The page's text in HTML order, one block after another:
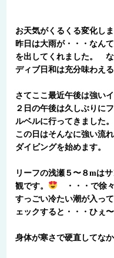
お天気がくるくる変化し
昨日は大雨が・・・なん
を出してくれました。
ディブ日和は充分味わえる
さてここ最近午後は強い
２日の午後は久しぶりに
ルベルに行ってきました。
この日はそんなに強い流
ダイビングを始めます。
リーフの浅瀬５〜８mは
観です。
・・・で徐
すっごい冷たい潮が入っ
ェックすると・・・ひぇ
身体が寒さで硬直してな